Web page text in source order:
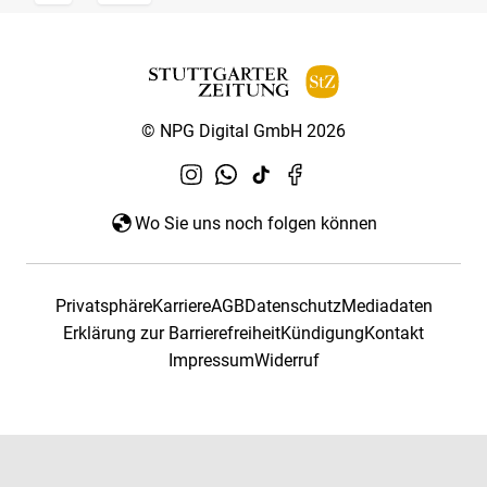
© NPG Digital GmbH 2026
Wo Sie uns noch folgen können
PrivatsphäreKarriereAGBDatenschutzMediadaten
Erklärung zur BarrierefreiheitKündigungKontakt
ImpressumWiderruf